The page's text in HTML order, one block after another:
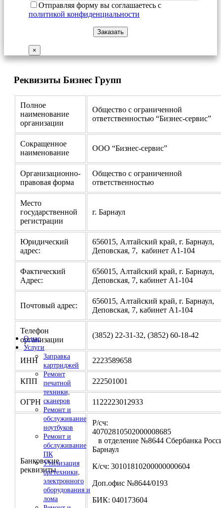
О нас
Услуги
Заправка
картриджей
Ремонт
печатной
техники,
сканеров
Ремонт и
обслуживание
ноутбуков
Ремонт и
обслуживание
ПК
Утилизация
оргтехники,
электронного
оборудования и
лома
Отправляя форму вы соглашаетесь с
политикой конфиденциальности
×
Реквизиты Бизнес Групп
Полное
наименование
организации
Общество с ограниченной
ответственностью “Бизнес-сервис”
Сокращенное
наименование
ООО “Бизнес-сервис”
Организационно-
правовая форма
Общество с ограниченной
ответственностью
Место
государственной
регистрации
г. Барнаул
Юридический
адрес:
656015, Алтайский край, г. Барнаул,
Деповская, 7, кабинет А1-104
Фактический
Адрес:
656015, Алтайский край, г. Барнаул,
Деповская, 7, кабинет А1-104
Почтовый адрес:
656015, Алтайский край, г. Барнаул,
Деповская, 7, кабинет А1-104
Телефон
организации
(3852) 22-31-32, (3852) 60-18-42
ИНН 2223589658
КПП 222501001
ОГРН 1122223012933
Банковские
реквизиты
Р/сч:
в отделение №8644 Сбербанка
Барнаул
К/сч: 30101810200000000604
Доп.офис №8644/0193
БИК: 040173604